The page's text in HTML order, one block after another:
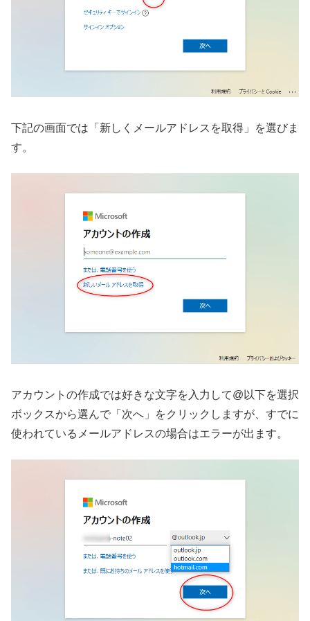
下記の画面では「新しくメールアドレスを取得」を選びま
す。
アカウントの作成では好きな文字を入力して@以下を選択
ボックスから選んで「次へ」をクリックしますが、すでに
使われているメールアドレスの場合はエラーが出ます。